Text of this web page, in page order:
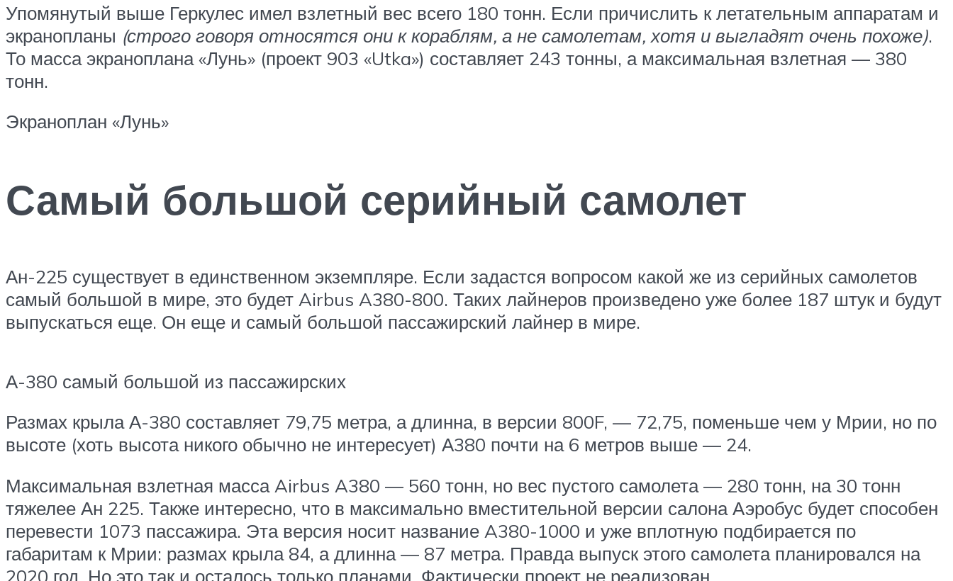
Упомянутый выше Геркулес имел взлетный вес всего 180 тонн. Если причислить к летательным аппаратам и
экранопланы (строго говоря относятся они к кораблям, а не самолетам, хотя и выгладят очень похоже).
То масса экраноплана «Лунь» (проект 903 «Utka») составляет 243 тонны, а максимальная взлетная — 380
тонн.
Экраноплан «Лунь»
Самый большой серийный самолет
Ан-225 существует в единственном экземпляре. Если задастся вопросом какой же из серийных самолетов
самый большой в мире, это будет Airbus A380-800. Таких лайнеров произведено уже более 187 штук и будут
выпускаться еще. Он еще и самый большой пассажирский лайнер в мире.
А-380 самый большой из пассажирских
Размах крыла А-380 составляет 79,75 метра, а длинна, в версии 800F, — 72,75, поменьше чем у Мрии, но по
высоте (хоть высота никого обычно не интересует) А380 почти на 6 метров выше — 24.
Максимальная взлетная масса Airbus A380 — 560 тонн, но вес пустого самолета — 280 тонн, на 30 тонн
тяжелее Ан 225. Также интересно, что в максимально вместительной версии салона Аэробус будет способен
перевести 1073 пассажира. Эта версия носит название A380-1000 и уже вплотную подбирается по
габаритам к Мрии: размах крыла 84, а длинна — 87 метра. Правда выпуск этого самолета планировался на
2020 год. Но это так и осталось только планами. Фактически проект не реализован.